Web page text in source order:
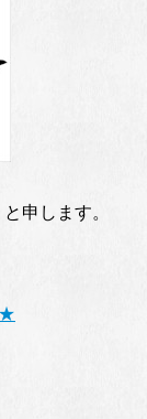
申します。
★